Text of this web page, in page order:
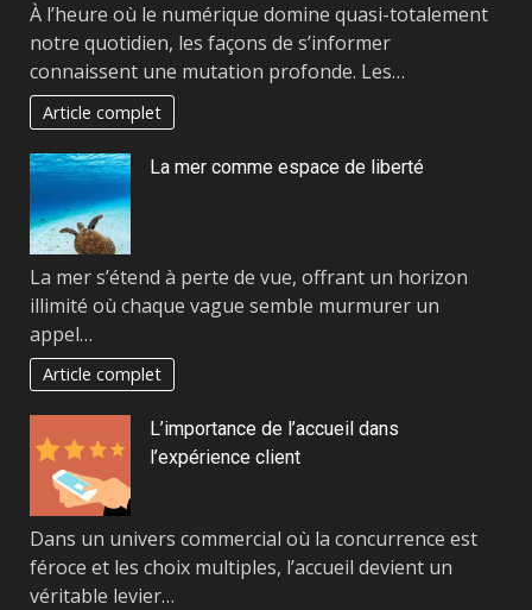
À l’heure où le numérique domine quasi-totalement
notre quotidien, les façons de s’informer
connaissent une mutation profonde. Les…
Article complet
La mer comme espace de liberté
La mer s’étend à perte de vue, offrant un horizon
illimité où chaque vague semble murmurer un
appel…
Article complet
L’importance de l’accueil dans
l’expérience client
Dans un univers commercial où la concurrence est
féroce et les choix multiples, l’accueil devient un
véritable levier…